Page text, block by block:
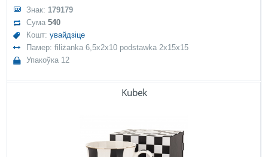
Знак: 179179
Сума540
Кошт:увайдзіце
Памер: filiżanka 6,5x2x10 podstawka 2x15x15
Упакоўка 12
Kubek